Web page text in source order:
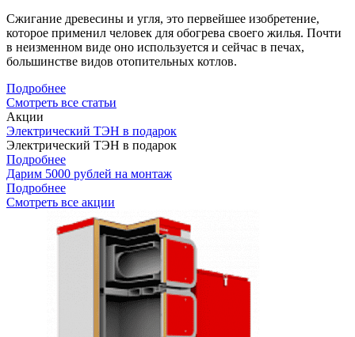
Сжигание древесины и угля, это первейшее изобретение,
которое применил человек для обогрева своего жилья. Почти
в неизменном виде оно используется и сейчас в печах,
большинстве видов отопительных котлов.
Подробнее
Смотреть все статьи
Акции
Электрический ТЭН в подарок
Электрический ТЭН в подарок
Подробнее
Дарим 5000 рублей на монтаж
Подробнее
Смотреть все акции